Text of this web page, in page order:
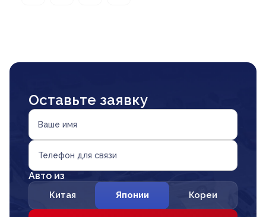
Оставьте заявку
Ваше имя
Телефон для связи
Авто из
Китая Японии Кореи